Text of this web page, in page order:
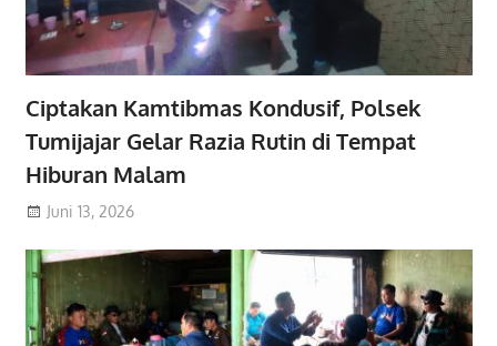
Ciptakan Kamtibmas Kondusif, Polsek
Tumijajar Gelar Razia Rutin di Tempat
Hiburan Malam
Juni 13, 2026